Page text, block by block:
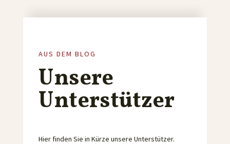
AUS DEM BLOG
Unsere
Unterstützer
Hier finden Sie in Kürze unsere Unterstützer.